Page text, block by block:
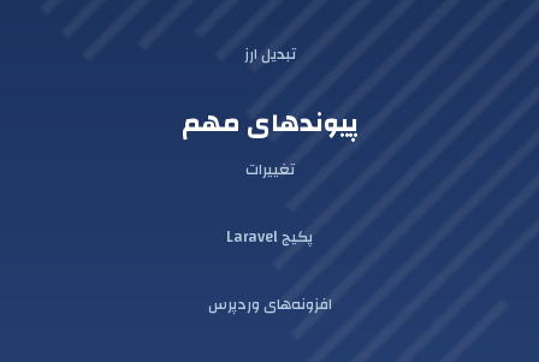
تبدیل ارز
پیوندهای مهم
تغییرات
پکیج Laravel
افزونه‌های وردپرس